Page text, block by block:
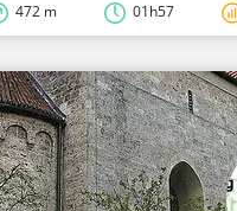
472 m 01h57